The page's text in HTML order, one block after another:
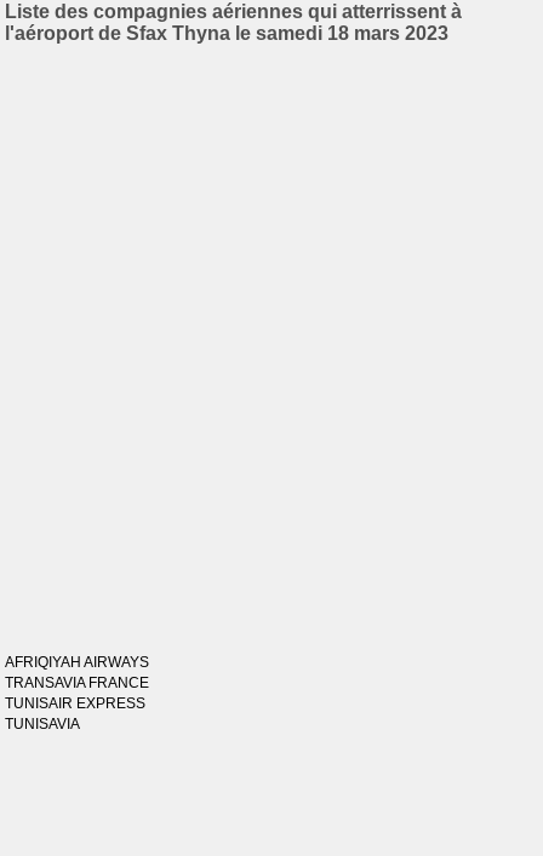
Liste des compagnies aériennes qui atterrissent à
l'aéroport de Sfax Thyna le samedi 18 mars 2023
AFRIQIYAH AIRWAYS
TRANSAVIA FRANCE
TUNISAIR EXPRESS
TUNISAVIA